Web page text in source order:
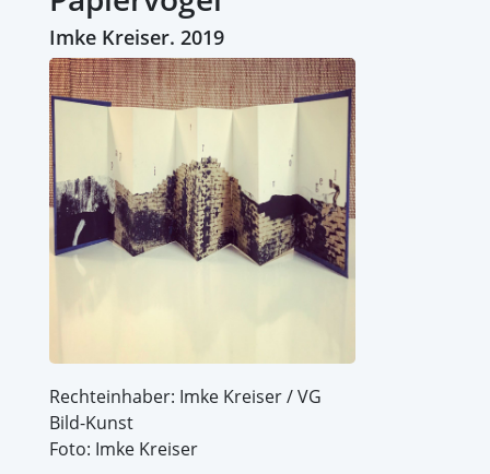
Imke Kreiser. 2019
Rechteinhaber: Imke Kreiser / VG
Bild-Kunst
Foto: Imke Kreiser